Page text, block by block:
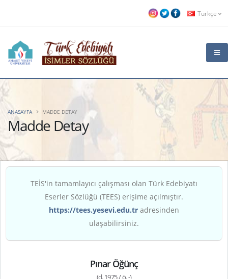
Türkçe
Madde Detay
ANASAYFA MADDE DETAY
TEİS'in tamamlayıcı çalışması olan Türk Edebiyatı
Eserler Sözlüğü (TEES) erişime açılmıştır.
https://tees.yesevi.edu.tr adresinden
ulaşabilirsiniz.
Pınar Öğünç
(d. 1975 / ö. -)